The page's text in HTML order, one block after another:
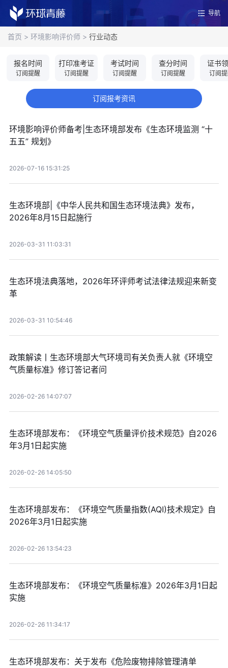
导航
首页 > 环境影响评价师 > 行业动态
报名时间
订阅提醒
打印准考证
订阅提醒
考试时间
订阅提醒
查分时间
订阅提醒
证书
订阅
订阅报考资讯
环境影响评价师备考|生态环境部发布《生态环境监测 “十
五五” 规划》
2026-07-16 15:31:25
生态环境部|《中华人民共和国生态环境法典》发布，
2026年8月15日起施行
2026-03-31 11:03:31
生态环境法典落地，2026年环评师考试法律法规迎来新变
革
2026-03-31 10:54:46
政策解读丨生态环境部大气环境司有关负责人就《环境空
气质量标准》修订答记者问
2026-02-26 14:07:07
生态环境部发布：《环境空气质量评价技术规范》自2026
年3月1日起实施
2026-02-26 14:05:50
生态环境部发布：《环境空气质量指数(AQI)技术规定》自
2026年3月1日起实施
2026-02-26 13:54:23
生态环境部发布：《环境空气质量标准》2026年3月1日起
实施
2026-02-26 11:34:17
生态环境部发布：关于发布《危险废物排除管理清单